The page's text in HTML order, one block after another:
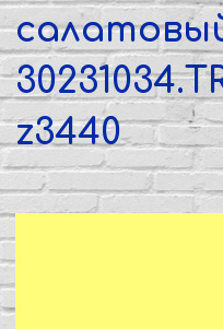
z3440